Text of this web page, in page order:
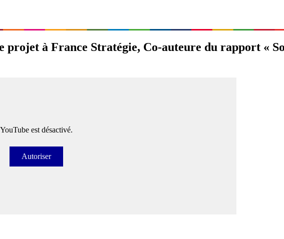
projet à France Stratégie, Co-auteure du rapport «
YouTube est désactivé.
Autoriser
Autoriser